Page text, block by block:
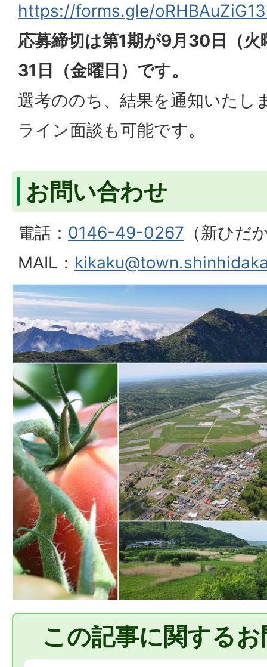
https://forms.gle/
応募締切は第1期が9月30日（
31日（金曜日）です。
選考ののち、結果を通知いたし
ライン面談も可能です。
お問い合わせ
電話： 0146-49-0267 （新ひだ
MAIL：
この記事に関する